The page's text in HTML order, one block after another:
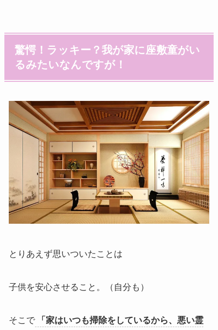
驚愕！ラッキー？我が家に座敷童がい
るみたいなんですが！
とりあえず思いついたことは
子供を安心させること。（自分も）
そこで 「家はいつも掃除をしているから、悪い霊